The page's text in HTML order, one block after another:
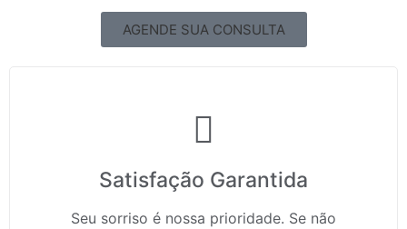
AGENDE SUA CONSULTA
Satisfação Garantida
Seu sorriso é nossa prioridade. Se não